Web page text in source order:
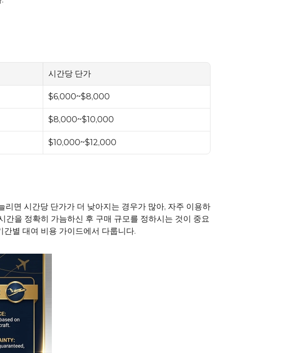
시간당 단가
$6,000~$8,000
$8,000~$10,000
$10,000~$12,000
면 시간당 단가가 더 낮아지는 경우가 많아, 자주 이용하
간을 정확히 가늠하신 후 구매 규모를 정하시는 것이 중요
간별 대여 비용 가이드에서 다룹니다.